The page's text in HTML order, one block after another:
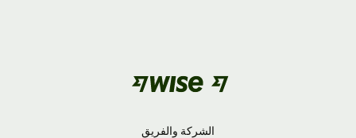
الشركة والفريق